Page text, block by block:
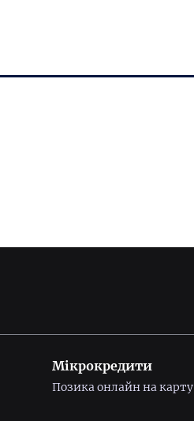
Мікрокредити
Позика онлайн на карту